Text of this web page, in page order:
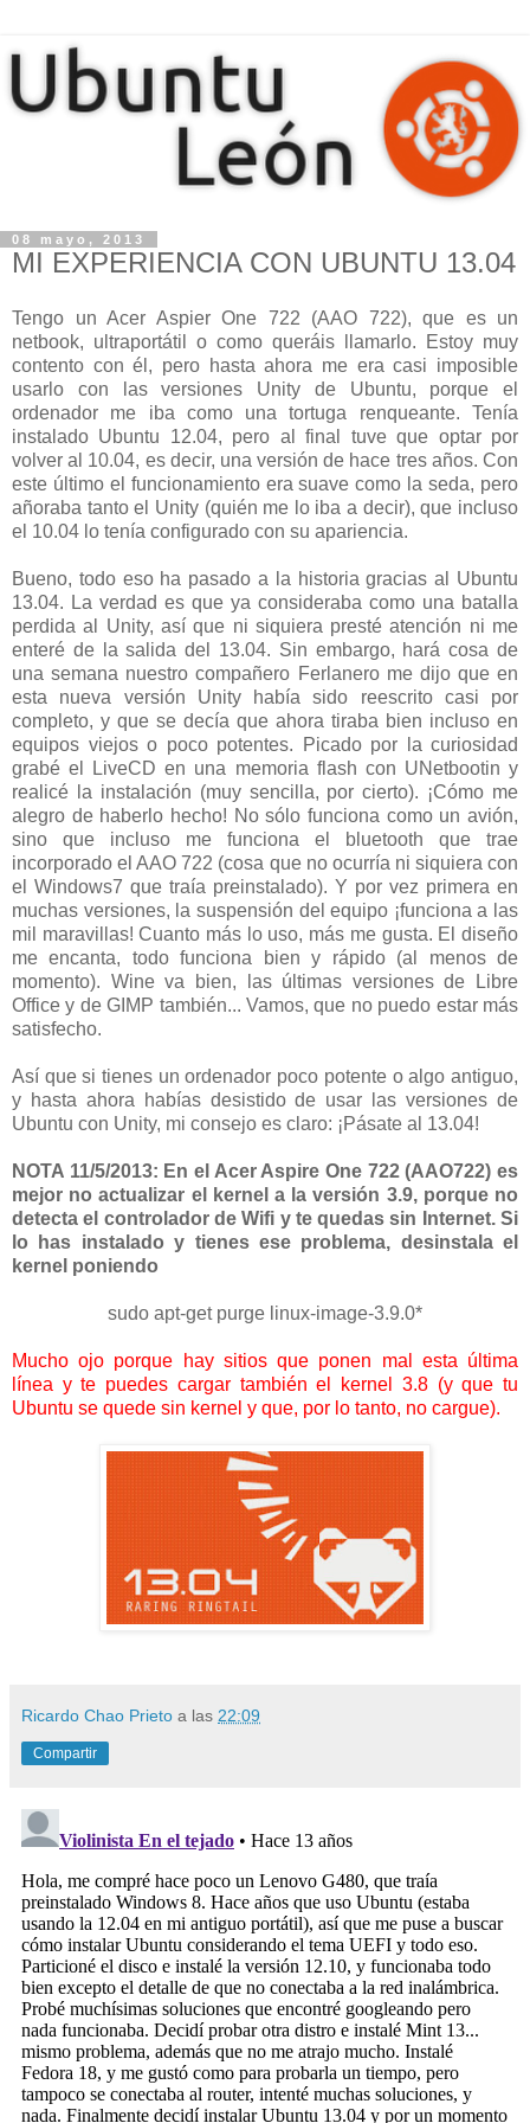
08 mayo, 2013
MI EXPERIENCIA CON UBUNTU 13.04
Tengo un Acer Aspier One 722 (AAO 722), que es un
netbook, ultraportátil o como queráis llamarlo. Estoy muy
contento con él, pero hasta ahora me era casi imposible
usarlo con las versiones Unity de Ubuntu, porque el
ordenador me iba como una tortuga renqueante. Tenía
instalado Ubuntu 12.04, pero al final tuve que optar por
volver al 10.04, es decir, una versión de hace tres años. Con
este último el funcionamiento era suave como la seda, pero
añoraba tanto el Unity (quién me lo iba a decir), que incluso
el 10.04 lo tenía configurado con su apariencia.
Bueno, todo eso ha pasado a la historia gracias al Ubuntu
13.04. La verdad es que ya consideraba como una batalla
perdida al Unity, así que ni siquiera presté atención ni me
enteré de la salida del 13.04. Sin embargo, hará cosa de
una semana nuestro compañero Ferlanero me dijo que en
esta nueva versión Unity había sido reescrito casi por
completo, y que se decía que ahora tiraba bien incluso en
equipos viejos o poco potentes. Picado por la curiosidad
grabé el LiveCD en una memoria flash con UNetbootin y
realicé la instalación (muy sencilla, por cierto). ¡Cómo me
alegro de haberlo hecho! No sólo funciona como un avión,
sino que incluso me funciona el bluetooth que trae
incorporado el AAO 722 (cosa que no ocurría ni siquiera con
el Windows7 que traía preinstalado). Y por vez primera en
muchas versiones, la suspensión del equipo ¡funciona a las
mil maravillas! Cuanto más lo uso, más me gusta. El diseño
me encanta, todo funciona bien y rápido (al menos de
momento). Wine va bien, las últimas versiones de Libre
Office y de GIMP también... Vamos, que no puedo estar más
satisfecho.
Así que si tienes un ordenador poco potente o algo antiguo,
y hasta ahora habías desistido de usar las versiones de
Ubuntu con Unity, mi consejo es claro: ¡Pásate al 13.04!
NOTA 11/5/2013: En el Acer Aspire One 722 (AAO722) es
mejor no actualizar el kernel a la versión 3.9, porque no
detecta el controlador de Wifi y te quedas sin Internet. Si
lo has instalado y tienes ese problema, desinstala el
kernel poniendo
sudo apt-get purge linux-image-3.9.0*
Mucho ojo porque hay sitios que ponen mal esta última
línea y te puedes cargar también el kernel 3.8 (y que tu
Ubuntu se quede sin kernel y que, por lo tanto, no cargue).
Ricardo Chao Prieto a las 22:09
Compartir